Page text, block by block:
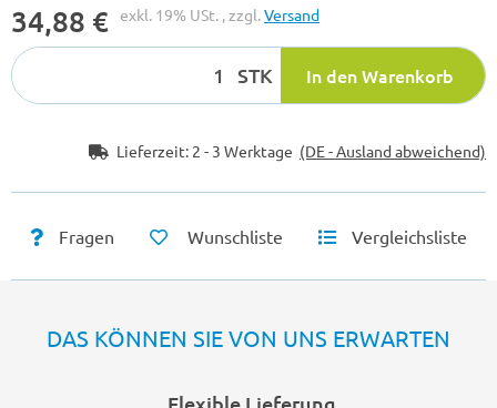
34,88 € exkl. 19% USt. , zzgl.Versand
STK In den Warenkorb
Lieferzeit: 2 - 3 Werktage (DE - Ausland abweichend)
Fragen Wunschliste Vergleichsliste
DAS KÖNNEN SIE VON UNS ERWARTEN